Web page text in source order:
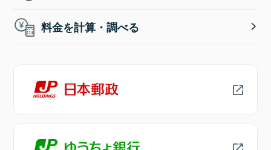
料金を計算・調べる